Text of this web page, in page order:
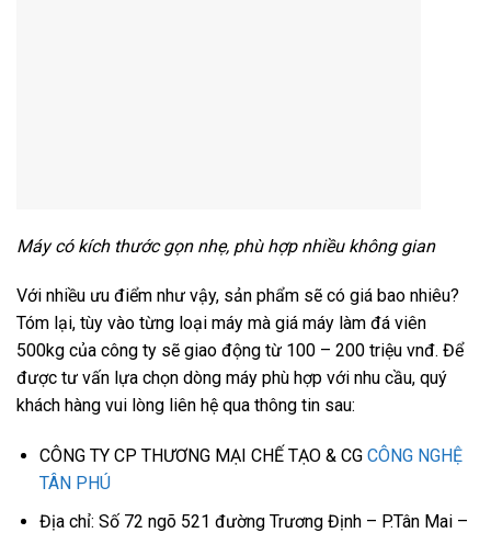
Máy có kích thước gọn nhẹ, phù hợp nhiều không gian
Với nhiều ưu điểm như vậy, sản phẩm sẽ có giá bao nhiêu?
Tóm lại, tùy vào từng loại máy mà giá máy làm đá viên
500kg của công ty sẽ giao động từ 100 – 200 triệu vnđ. Để
được tư vấn lựa chọn dòng máy phù hợp với nhu cầu, quý
khách hàng vui lòng liên hệ qua thông tin sau:
CÔNG TY CP THƯƠNG MẠI CHẾ TẠO & CG CÔNG NGHỆ
TÂN PHÚ
Địa chỉ: Số 72 ngõ 521 đường Trương Định – P.Tân Mai –